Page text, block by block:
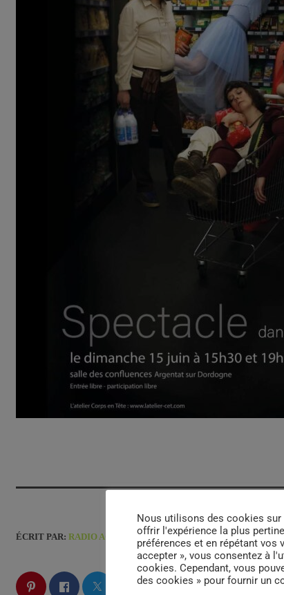
ÉCRIT PAR: RADIO ACX
email
Nous utilisons des cookies sur
offrir l'expérience la plus
préférences et en répétant vos
accepter », vous consentez à
cookies. Cependant, vous
des cookies » pour fournir un